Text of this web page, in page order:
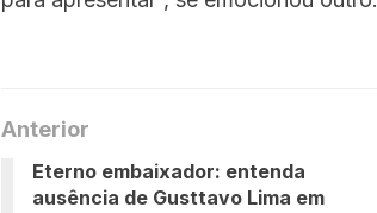
Anterior
Eterno embaixador: entenda
ausência de Gusttavo Lima em